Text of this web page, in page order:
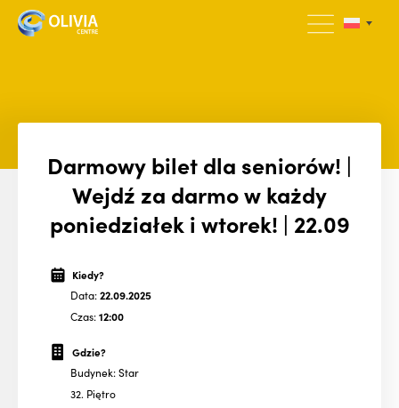
Darmowy bilet dla seniorów! |
Wejdź za darmo w każdy
poniedziałek i wtorek! | 22.09
Kiedy?
Data:22.09.2025
Czas:12:00
Gdzie?
Budynek: Star
32. Piętro